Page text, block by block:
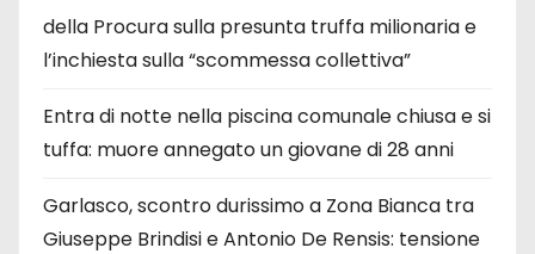
della Procura sulla presunta truffa milionaria e
l’inchiesta sulla “scommessa collettiva”
Entra di notte nella piscina comunale chiusa e si
tuffa: muore annegato un giovane di 28 anni
Garlasco, scontro durissimo a Zona Bianca tra
Giuseppe Brindisi e Antonio De Rensis: tensione